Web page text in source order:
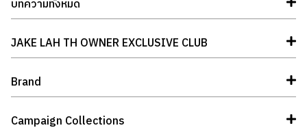
บทความทั้งหมด
JAKE LAH TH OWNER EXCLUSIVE CLUB
Brand
Campaign Collections